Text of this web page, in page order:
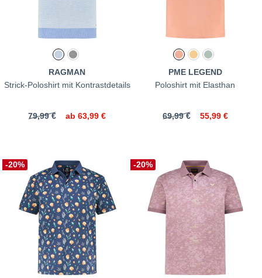
RAGMAN
Strick-Poloshirt mit Kontrastdetails
79,99 € ab 63,99 €
PME LEGEND
Poloshirt mit Elasthan
69,99 € 55,99 €
-20% -20%